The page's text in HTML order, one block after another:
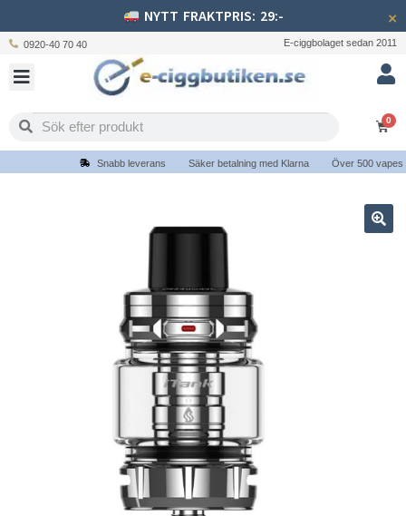
NYTT FRAKTPRIS: 29:- ×
0920-40 70 40 E-ciggbolaget sedan 2011
0
Snabb leverans Säker betalning med Klarna Över 500 vapes